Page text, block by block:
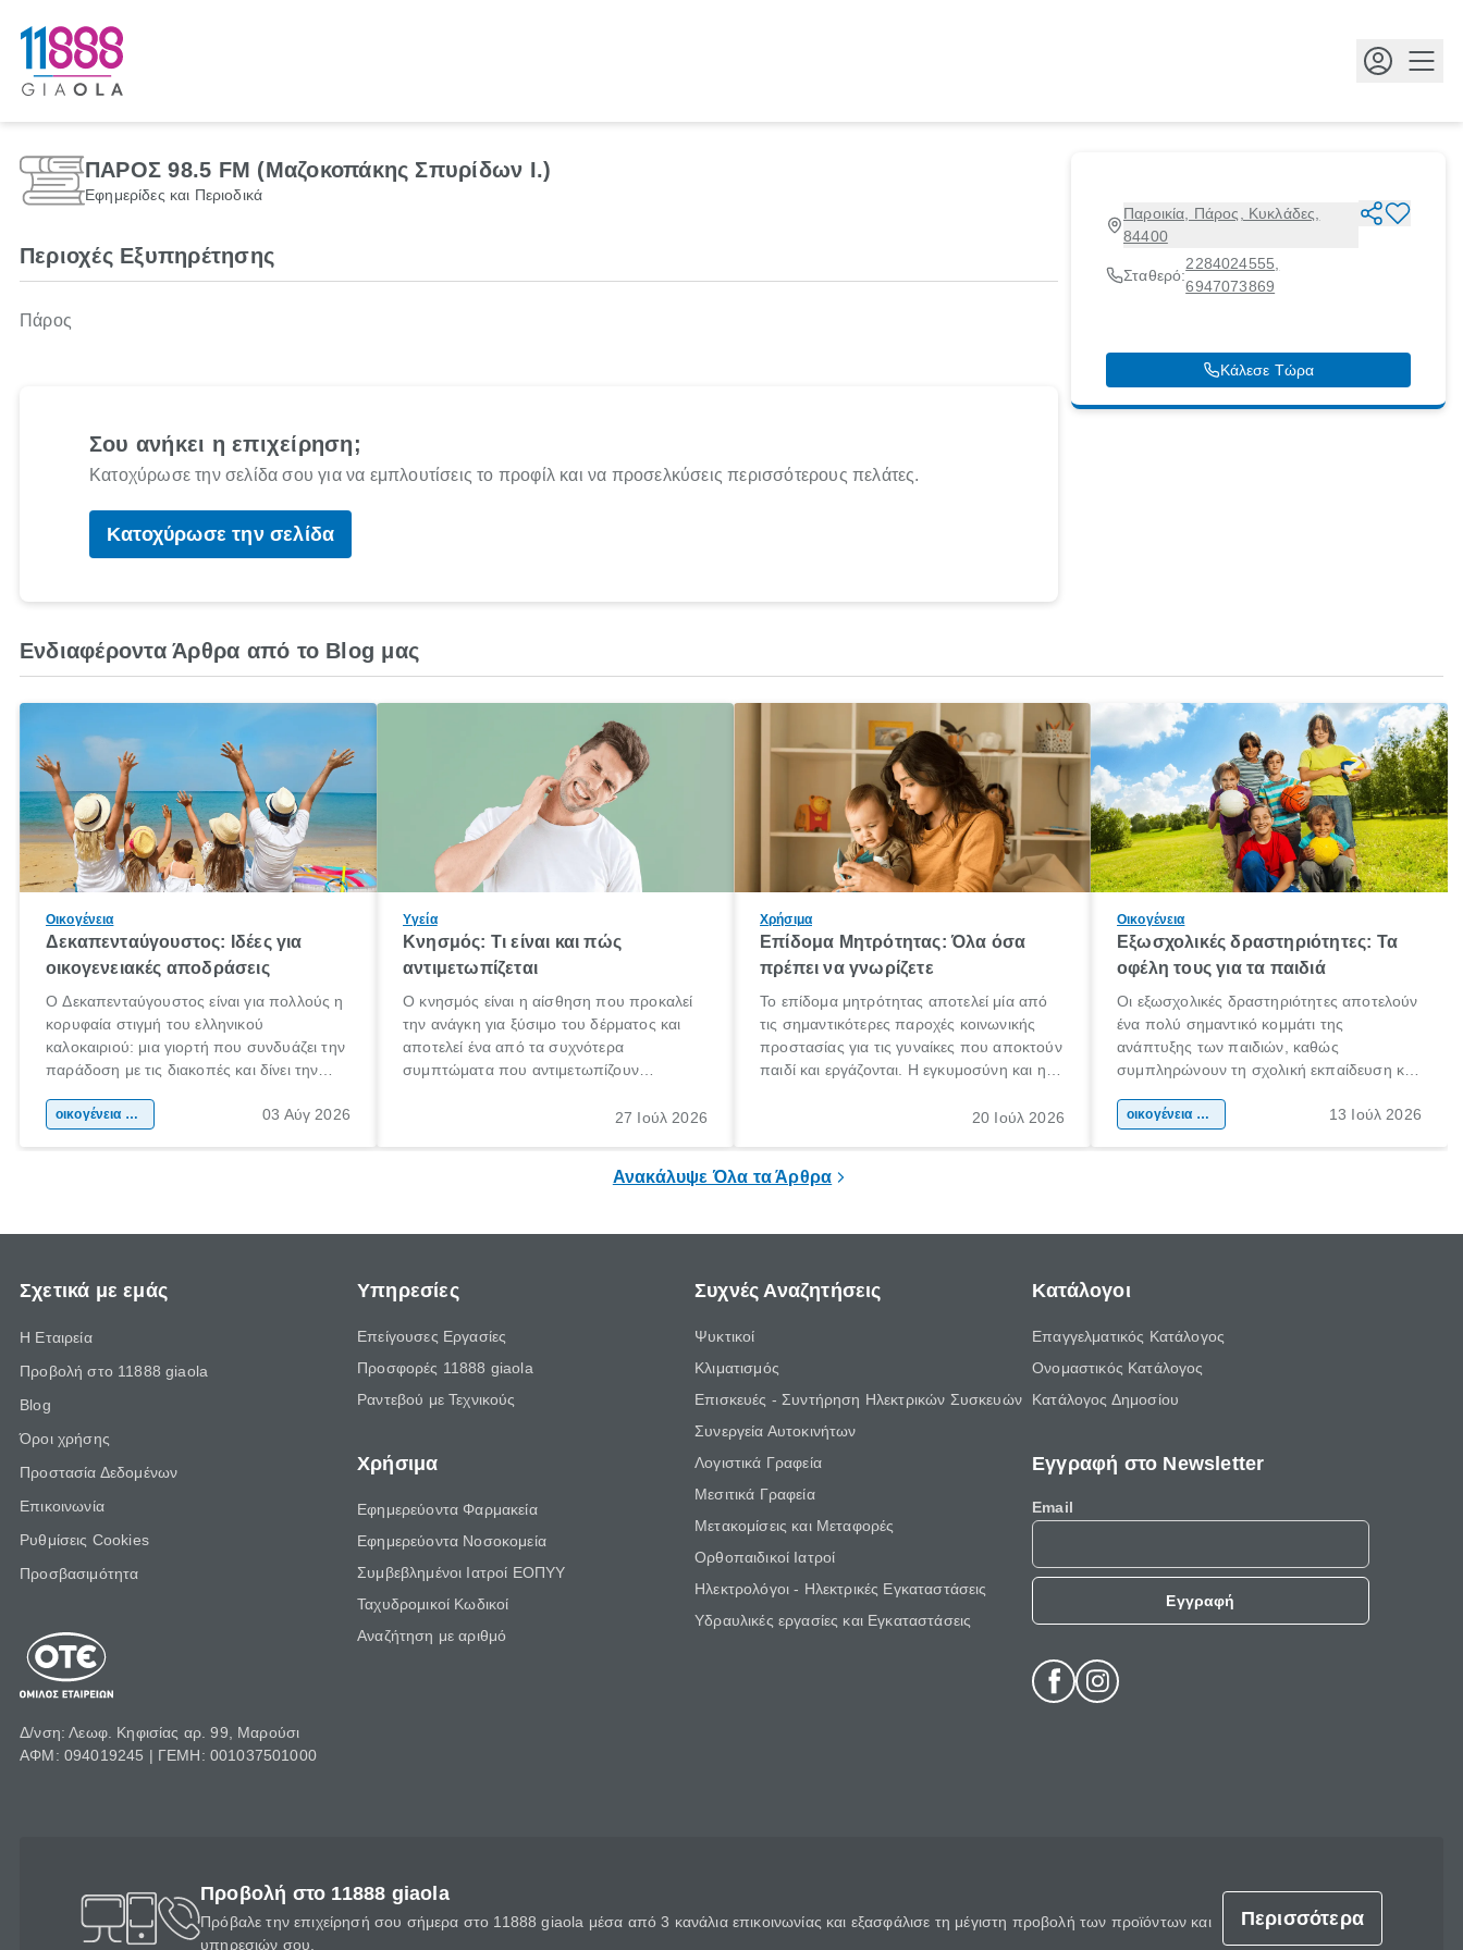
ΠΑΡΟΣ 98.5 FM (Μαζοκοπάκης Σπυρίδων Ι.)
Εφημερίδες και Περιοδικά
Παροικία, Πάρος, Κυκλάδες,
84400
Σταθερό:
2284024555
6947073869
Κάλεσε Τώρα
Περιοχές Εξυπηρέτησης
Πάρος
Σου ανήκει η επιχείρηση;
Κατοχύρωσε την σελίδα σου για να εμπλουτίσεις το προφίλ και να προσελκύσεις περισσότερους πελάτες.
Κατοχύρωσε την σελίδα
Ενδιαφέροντα Άρθρα από το Blog μας
Οικογένεια
Δεκαπενταύγουστος: Ιδέες για
οικογενειακές αποδράσεις
Ο Δεκαπενταύγουστος είναι για πολλούς η
κορυφαία στιγμή του ελληνικού
καλοκαιριού: μια γιορτή που συνδυάζει την
παράδοση με τις διακοπές και δίνει την
χώρας. Είτε πρόκειται για λίγες μέρες
οικογένεια & παιδί 03 Αύγ 2026
Υγεία
Κνησμός: Τι είναι και πώς
αντιμετωπίζεται
Ο κνησμός είναι η αίσθηση που προκαλεί
την ανάγκη για ξύσιμο του δέρματος και
αποτελεί ένα από τα συχνότερα
συμπτώματα που αντιμετωπίζουν
πληροφορίες για το «κνησμός τι είναι»,
27 Ιούλ 2026
Χρήσιμα
Επίδομα Μητρότητας: Όλα όσα
πρέπει να γνωρίζετε
Το επίδομα μητρότητας αποτελεί μία από
τις σημαντικότερες παροχές κοινωνικής
προστασίας για τις γυναίκες που αποκτούν
παιδί και εργάζονται. Η εγκυμοσύνη και η
σημαντική περίοδος στη ζωή κάθε20 Ιούλ 2026
Οικογένεια
Εξωσχολικές δραστηριότητες: Τα
οφέλη τους για τα παιδιά
Οι εξωσχολικές δραστηριότητες αποτελούν
ένα πολύ σημαντικό κομμάτι της
ανάπτυξης των παιδιών, καθώς
συμπληρώνουν τη σχολική εκπαίδευση και
της προσωπικότητας, της κοινωνικότητας
οικογένεια & παιδί 13 Ιούλ 2026
Ανακάλυψε Όλα τα Άρθρα
Σχετικά με εμάς
Η Εταιρεία
Προβολή στο 11888 giaola
Blog
Όροι χρήσης
Προστασία Δεδομένων
Επικοινωνία
Ρυθμίσεις Cookies
Προσβασιμότητα
Δ/νση: Λεωφ. Κηφισίας αρ. 99, Μαρούσι
ΑΦΜ: 094019245 | ΓΕΜΗ: 001037501000
Υπηρεσίες
Επείγουσες Εργασίες
Προσφορές 11888 giaola
Ραντεβού με Τεχνικούς
Χρήσιμα
Εφημερεύοντα Φαρμακεία
Εφημερεύοντα Νοσοκομεία
Συμβεβλημένοι Ιατροί ΕΟΠΥΥ
Ταχυδρομικοί Κωδικοί
Αναζήτηση με αριθμό
Συχνές Αναζητήσεις
Ψυκτικοί
Κλιματισμός
Επισκευές - Συντήρηση Ηλεκτρικών Συσκευών
Συνεργεία Αυτοκινήτων
Λογιστικά Γραφεία
Μεσιτικά Γραφεία
Μετακομίσεις και Μεταφορές
Ορθοπαιδικοί Ιατροί
Ηλεκτρολόγοι - Ηλεκτρικές Εγκαταστάσεις
Υδραυλικές εργασίες και Εγκαταστάσεις
Κατάλογοι
Επαγγελματικός Κατάλογος
Ονομαστικός Κατάλογος
Κατάλογος Δημοσίου
Εγγραφή στο Newsletter
Email
Εγγραφή
Προβολή στο 11888 giaola
Πρόβαλε την επιχείρησή σου σήμερα στο 11888 giaola μέσα από 3 κανάλια επικοινωνίας και εξασφάλισε τη μέγιστη προβολή των προϊόντων και
υπηρεσιών σου.
Περισσότερα